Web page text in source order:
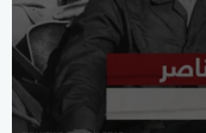
33
seconds